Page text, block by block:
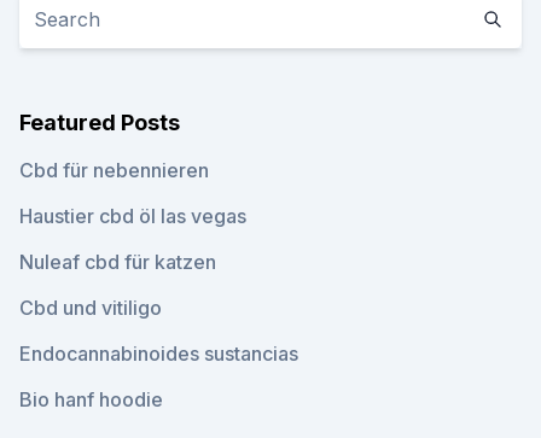
Featured Posts
Cbd für nebennieren
Haustier cbd öl las vegas
Nuleaf cbd für katzen
Cbd und vitiligo
Endocannabinoides sustancias
Bio hanf hoodie